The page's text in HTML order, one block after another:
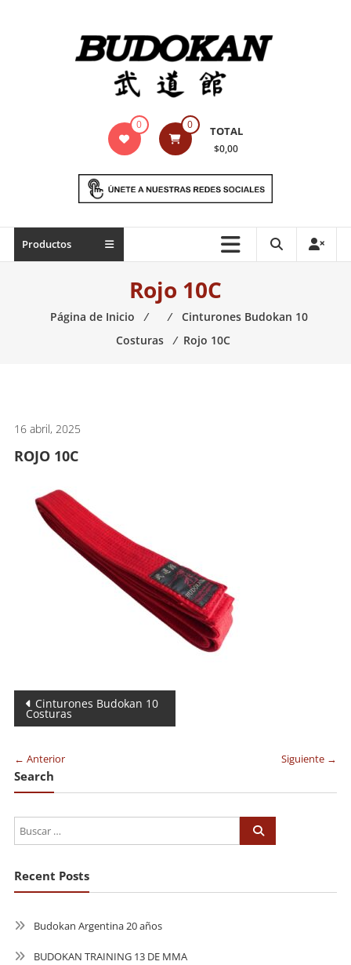
Indumentaria
marciales
Todo
necesario
0 0 TOTAL
$0,00
Productos
Rojo 10C
Página de Inicio ⁄ ⁄
Cinturones Budokan 10
Costuras
⁄ Rojo 10C
16 abril, 2025
ROJO 10C
Navegación
de
entradas
Cinturones Budokan 10
Costuras
← Anterior Siguiente →
Search
Recent Posts
Budokan Argentina 20 años
BUDOKAN TRAINING 13 DE MMA